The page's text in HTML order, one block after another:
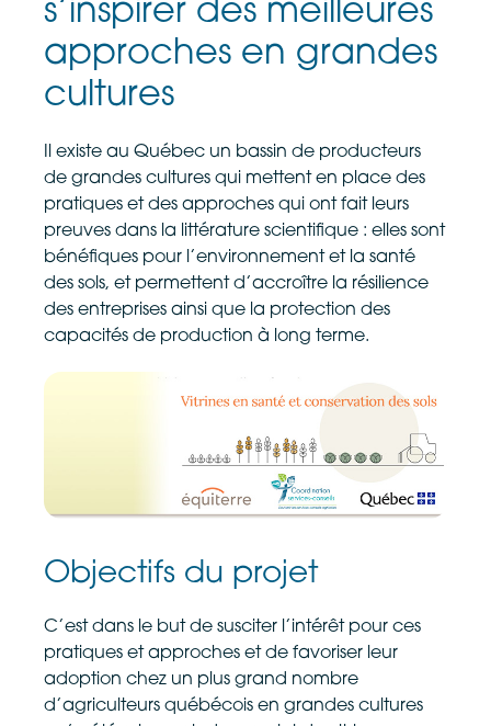
s’inspirer des meilleures
approches en grandes
cultures
Il existe au Québec un bassin de producteurs
de grandes cultures qui mettent en place des
pratiques et des approches qui ont fait leurs
preuves dans la littérature scientifique : elles sont
bénéfiques pour l’environnement et la santé
des sols, et permettent d’accroître la résilience
des entreprises ainsi que la protection des
capacités de production à long terme.
Objectifs du projet
C’est dans le but de susciter l’intérêt pour ces
pratiques et approches et de favoriser leur
adoption chez un plus grand nombre
d’agriculteurs québécois en grandes cultures